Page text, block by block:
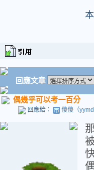
回應文章
偶幾乎可以考一百分
回應給： 傻傻（